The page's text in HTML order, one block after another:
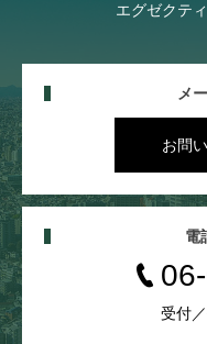
エグゼクテ
メ
お問
電
受付